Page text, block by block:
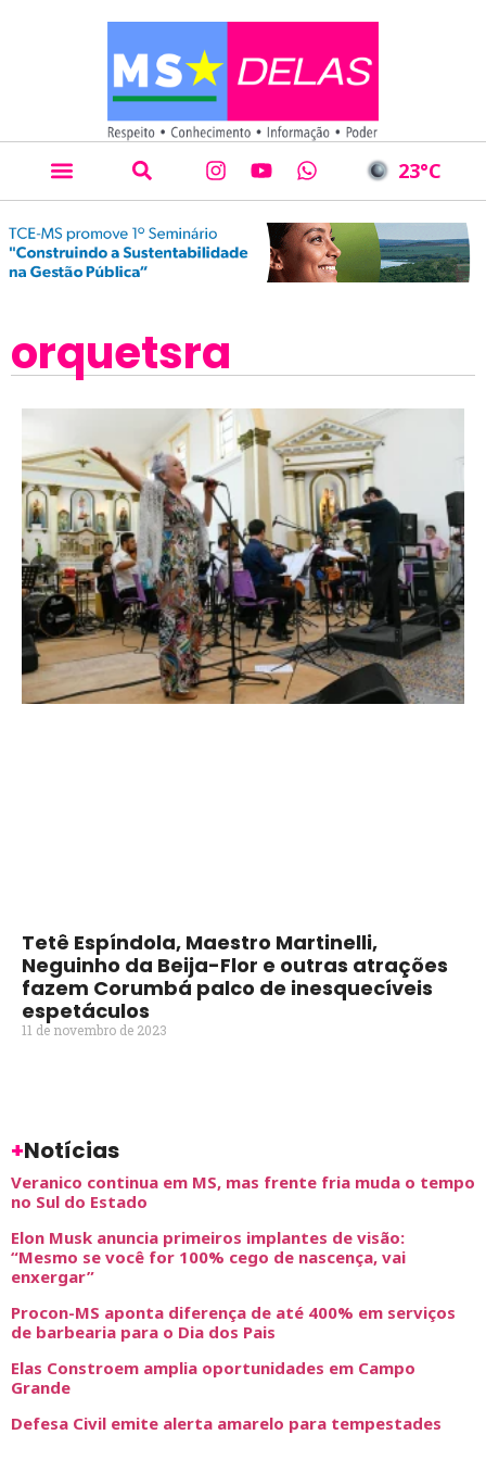
23°C
orquetsra
Tetê Espíndola, Maestro Martinelli,
Neguinho da Beija-Flor e outras atrações
fazem Corumbá palco de inesquecíveis
espetáculos
11 de novembro de 2023
+Notícias
Veranico continua em MS, mas frente fria muda o tempo
no Sul do Estado
Elon Musk anuncia primeiros implantes de visão:
“Mesmo se você for 100% cego de nascença, vai
enxergar”
Procon-MS aponta diferença de até 400% em serviços
de barbearia para o Dia dos Pais
Elas Constroem amplia oportunidades em Campo
Grande
Defesa Civil emite alerta amarelo para tempestades